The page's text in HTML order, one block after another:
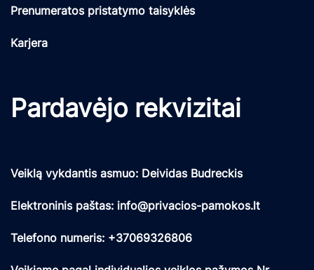
Prenumeratos pristatymo taisyklės
Karjera
Pardavėjo rekvizitai
Veiklą vykdantis asmuo: Deividas Budreckis
Elektroninis paštas: info@privacios-pamokos.lt
Telefono numeris: +37069326806